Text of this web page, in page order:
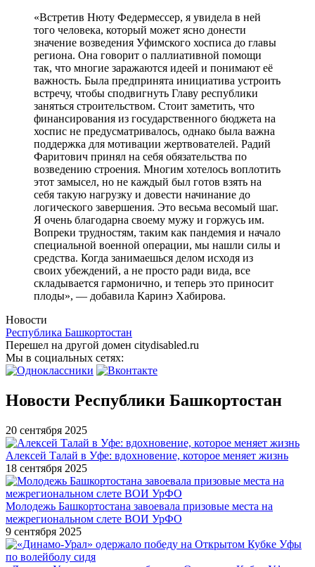
«Встретив Нюту Федермессер, я увидела в ней
того человека, который может ясно донести
значение возведения Уфимского хосписа до главы
региона. Она говорит о паллиативной помощи
так, что многие заражаются идеей и понимают её
важность. Была предпринята инициатива устроить
встречу, чтобы сподвигнуть Главу республики
заняться строительством. Стоит заметить, что
финансирования из государственного бюджета на
хоспис не предусматривалось, однако была важна
поддержка для мотивации жертвователей. Радий
Фаритович принял на себя обязательства по
возведению строения. Многим хотелось воплотить
этот замысел, но не каждый был готов взять на
себя такую нагрузку и довести начинание до
логического завершения. Это весьма весомый шаг.
Я очень благодарна своему мужу и горжусь им.
Вопреки трудностям, таким как пандемия и начало
специальной военной операции, мы нашли силы и
средства. Когда занимаешься делом исходя из
своих убеждений, а не просто ради вида, все
складывается гармонично, и теперь это приносит
плоды», — добавила Каринэ Хабирова.
Новости
Республика Башкортостан
Перешел на другой домен citydisabled.ru
Мы в социальных сетях:
Новости Республики Башкортостан
20 сентября 2025
Алексей Талай в Уфе: вдохновение, которое меняет жизнь
18 сентября 2025
Молодежь Башкортостана завоевала призовые места на
межрегиональном слете ВОИ УрФО
9 сентября 2025